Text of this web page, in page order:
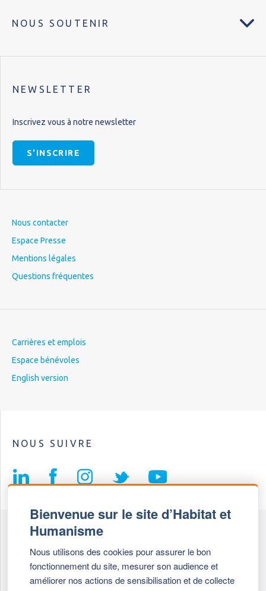
Bienvenue sur le site d’Habitat et
Humanisme
Nous utilisons des cookies pour assurer le bon
fonctionnement du site, mesurer son audience et
améliorer nos actions de sensibilisation et de collecte
NOUS SOUTENIR
NEWSLETTER
Inscrivez vous à notre newsletter
S'INSCRIRE
Nous contacter
Espace Presse
Mentions légales
Questions fréquentes
Carrières et emplois
Espace bénévoles
English version
NOUS SUIVRE
69647 Caluire et Cuire cedex